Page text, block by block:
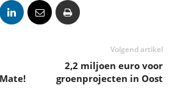
Volgend artikel
2,2 miljoen euro voor
groenprojecten in Oost